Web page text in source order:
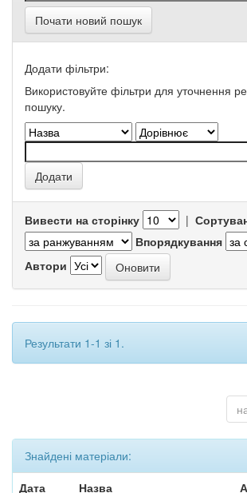
Почати новий пошук
Додати фільтри:
Використовуйте фільтри для уточнення
пошуку.
Вивести на сторінку |
Впорядкування
Автори
Результати 1-1 зі 1.
Знайдені матеріали:
Дата
Назва